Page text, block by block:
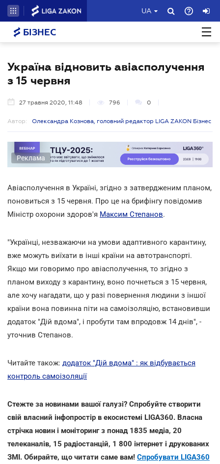
UA
БІЗНЕС
Україна відновить авіасполучення
з 15 червня
27 травня 2020, 11:48 796 0
Автор: Олександра Кознова, головний редактор LIGA ZAKON Бізнес
Реклама
Авіасполучення в Україні, згідно з затвердженим планом,
поновиться з 15 червня. Про це на брифінгу повідомив
Міністр охорони здоров'я Максим Степанов.
"Українці, незважаючи на умови адаптивного карантину,
вже можуть виїхати в інші країни на автотранспорті.
Якщо ми говоримо про авіасполучення, то згідно з
планом виходу з карантину, воно почнеться з 15 червня,
але хочу нагадати, що у разі повернення людини з іншої
країни вона повинна піти на самоізоляцію, встановивши
додаток "Дій вдома", і пробути там впродовж 14 днів", -
уточнив Степанов.
Читайте також: додаток "Дій вдома" : як відбувається
контроль самоізоляції
Стежте за новинами вашої галузі? Спробуйте створити
свій власний інфопростір в екосистемі LIGA360. Власна
стрічка новин і моніторинг з понад 1835 медіа, 20
телеканалів, 15 радіостанцій, 1 800 інтернет і друкованих
ЗМІ. Обирайте, що читати саме вам! Спробувати LIGA360